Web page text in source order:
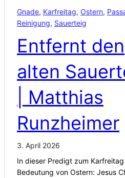
Gnade, Karfreitag, Ostern,
Reinigung, Sauerteig
Entfernt den
alten
| Matthias
Runzheimer
3. April 2026
In dieser Predigt zum
Bedeutung von Ostern: Jesus